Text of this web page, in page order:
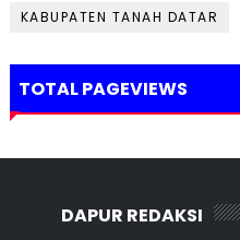
KABUPATEN TANAH DATAR
TOTAL PAGEVIEWS
DAPUR REDAKSI